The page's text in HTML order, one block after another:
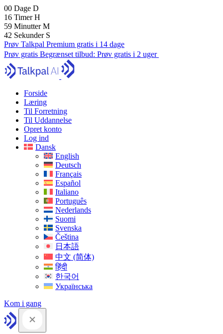
00 Dage D
16 TimerH
59 MinutterM
41 Sekunder S
Prøv Talkpal Premium gratis i 14 dage
Prøv gratis Begrænset tilbud: Prøv gratis i 2 uger
Forside
Læring
Til Forretning
Til Uddannelse
Opret konto
Log ind
Dansk
English
Deutsch
Français
Español
Italiano
Português
Nederlands
Suomi
Svenska
Čeština
日本語
中文 (简体)
हिंदी
한국어
Українська
Kom i gang